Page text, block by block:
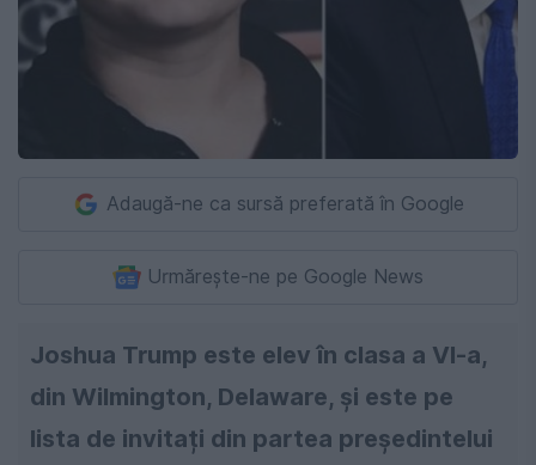
Adaugă-ne ca sursă preferată în Google
Urmărește-ne pe Google News
Joshua Trump este elev în clasa a VI-a,
din Wilmington, Delaware, şi este pe
lista de invitați din partea președintelui